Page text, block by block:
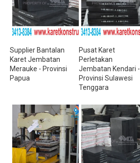
Supplier Bantalan
Karet Jembatan
Merauke - Provinsi
Papua
Pusat Karet
Perletakan
Jembatan Kendari -
Provinsi Sulawesi
Tenggara